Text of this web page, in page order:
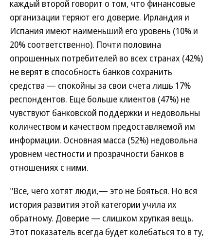
каждый второй говорит о том, что финансовые
организации теряют его доверие. Ирландия и
Испания имеют наименьший его уровень (10% и
20% соответственно). Почти половина
опрошенных потребителей во всех странах (42%)
не верят в способность банков сохранить
средства — спокойны за свои счета лишь 17%
респондентов. Еще больше клиентов (47%) не
чувствуют банковской поддержки и недовольны
количеством и качеством предоставляемой им
информации. Основная масса (52%) недовольна
уровнем честности и прозрачности банков в
отношениях с ними.
"Все, чего хотят люди,— это не бояться. Но вся
история развития этой категории учила их
обратному. Доверие — слишком хрупкая вещь.
Этот показатель всегда будет колебаться то в ту,